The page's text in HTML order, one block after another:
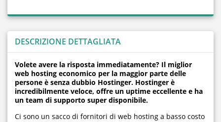
DESCRIZIONE DETTAGLIATA
Volete avere la risposta immediatamente? Il miglior
web hosting economico per la maggior parte delle
persone è senza dubbio Hostinger. Hostinger è
incredibilmente veloce, offre un uptime eccellente e ha
un team di supporto super disponibile.
Ci sono un sacco di fornitori di web hosting a basso costo